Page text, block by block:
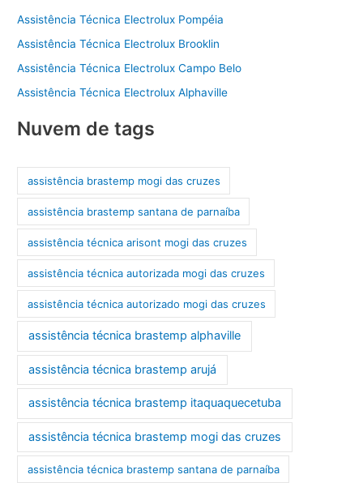
Assistência Técnica Electrolux Pompéia
Assistência Técnica Electrolux Brooklin
Assistência Técnica Electrolux Campo Belo
Assistência Técnica Electrolux Alphaville
Nuvem de tags
assistência brastemp mogi das cruzes
assistência brastemp santana de parnaíba
assistência técnica arisont mogi das cruzes
assistência técnica autorizada mogi das cruzes
assistência técnica autorizado mogi das cruzes
assistência técnica brastemp alphaville
assistência técnica brastemp arujá
assistência técnica brastemp itaquaquecetuba
assistência técnica brastemp mogi das cruzes
assistência técnica brastemp santana de parnaíba